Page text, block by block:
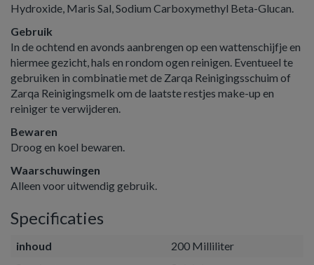
Hydroxide, Maris Sal, Sodium Carboxymethyl Beta-Glucan.
Gebruik
In de ochtend en avonds aanbrengen op een wattenschijfje en
hiermee gezicht, hals en rondom ogen reinigen. Eventueel te
gebruiken in combinatie met de Zarqa Reinigingsschuim of
Zarqa Reinigingsmelk om de laatste restjes make-up en
reiniger te verwijderen.
Bewaren
Droog en koel bewaren.
Waarschuwingen
Alleen voor uitwendig gebruik.
Specificaties
inhoud
200 Milliliter